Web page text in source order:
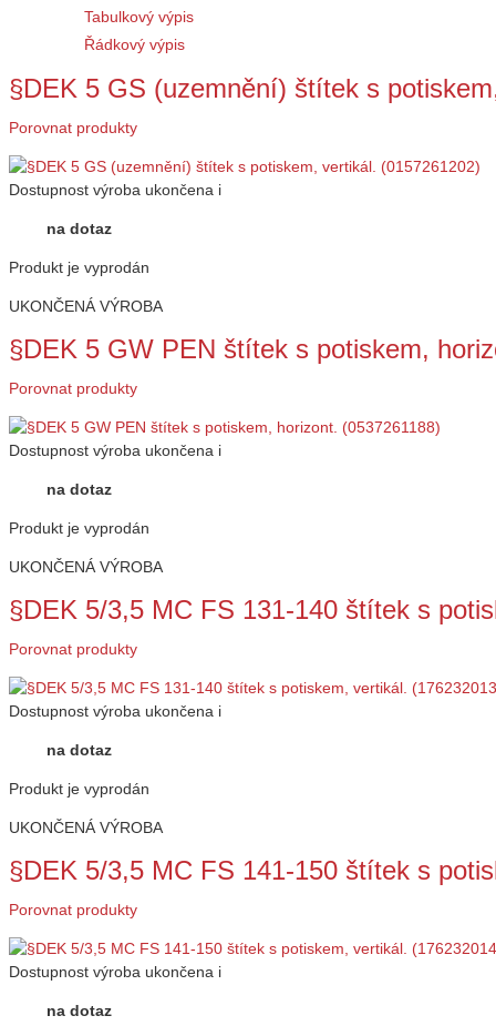
Tabulkový výpis
Řádkový výpis
§DEK 5 GS (uzemnění) štítek s
Porovnat produkty
Dostupnost výroba ukončena i
na dotaz
Produkt je vyprodán
UKONČENÁ VÝROBA
§DEK 5 GW PEN štítek s potiskem,
Porovnat produkty
Dostupnost výroba ukončena i
na dotaz
Produkt je vyprodán
UKONČENÁ VÝROBA
§DEK 5/3,5 MC FS 131-140 štítek s
Porovnat produkty
Dostupnost výroba ukončena i
na dotaz
Produkt je vyprodán
UKONČENÁ VÝROBA
§DEK 5/3,5 MC FS 141-150 štítek s
Porovnat produkty
Dostupnost výroba ukončena i
na dotaz